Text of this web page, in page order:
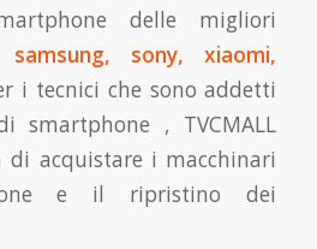
delle migliori
samsung, sony, xiaomi,
i tecnici che sono addetti
smartphone , TVCMALL
acquistare i macchinari
e il ripristino dei